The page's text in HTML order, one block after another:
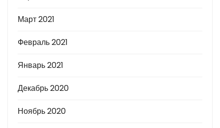
Март 2021
Февраль 2021
Январь 2021
Декабрь 2020
Ноябрь 2020